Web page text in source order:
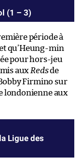
(1 – 3)
période à
qu’Heung-min
pour hors-jeu
aux Redsde
Firmino sur
londonienne aux
Ligue des